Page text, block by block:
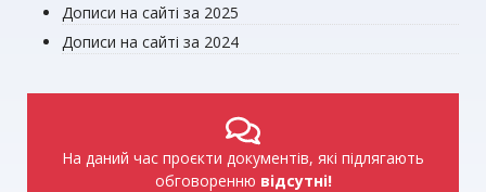
Дописи на сайті за 2025
Дописи на сайті за 2024
На даний час проєкти документів, які підлягають
обговоренню відсутні!